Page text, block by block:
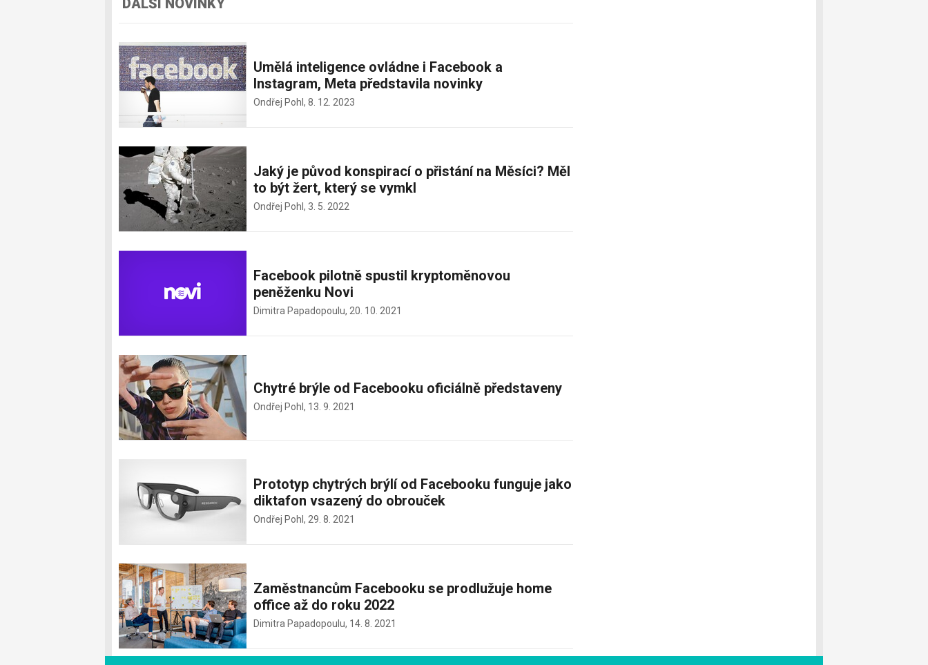
Umělá inteligence ovládne i Facebook a
Instagram, Meta představila novinky
Ondřej Pohl, 8. 12. 2023
Jaký je původ konspirací o přistání na Měsíci? Měl
to být žert, který se vymkl
Ondřej Pohl, 3. 5. 2022
Facebook pilotně spustil kryptoměnovou
peněženku Novi
Dimitra Papadopoulu, 20. 10. 2021
Chytré brýle od Facebooku oficiálně představeny
Ondřej Pohl, 13. 9. 2021
Prototyp chytrých brýlí od Facebooku funguje jako
diktafon vsazený do obrouček
Ondřej Pohl, 29. 8. 2021
Zaměstnancům Facebooku se prodlužuje home
office až do roku 2022
Dimitra Papadopoulu, 14. 8. 2021